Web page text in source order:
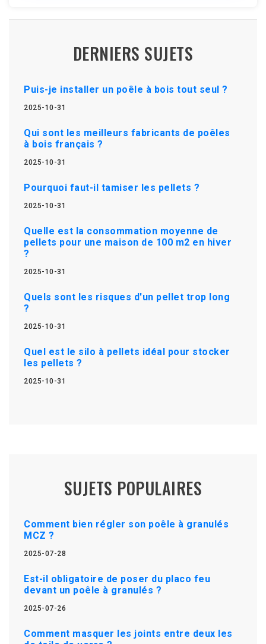
DERNIERS SUJETS
Puis-je installer un poêle à bois tout seul ?
2025-10-31
Qui sont les meilleurs fabricants de poêles
à bois français ?
2025-10-31
Pourquoi faut-il tamiser les pellets ?
2025-10-31
Quelle est la consommation moyenne de
pellets pour une maison de 100 m2 en hiver
?
2025-10-31
Quels sont les risques d'un pellet trop long
?
2025-10-31
Quel est le silo à pellets idéal pour stocker
les pellets ?
2025-10-31
SUJETS POPULAIRES
Comment bien régler son poêle à granulés
MCZ ?
2025-07-28
Est-il obligatoire de poser du placo feu
devant un poêle à granulés ?
2025-07-26
Comment masquer les joints entre deux les